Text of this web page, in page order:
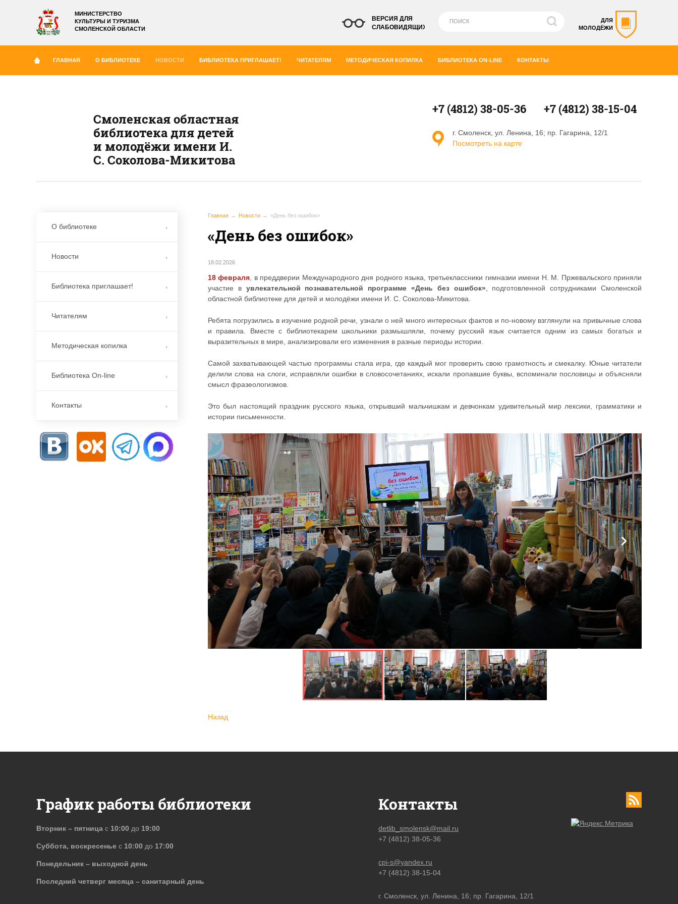
МИНИСТЕРСТВО
КУЛЬТУРЫ И ТУРИЗМА
СМОЛЕНСКОЙ ОБЛАСТИ
ДЛЯ
МОЛОДЁЖИ
ВЕРСИЯ ДЛЯ
СЛАБОВИДЯЩИХ
ГЛАВНАЯ О БИБЛИОТЕКЕ НОВОСТИ БИБЛИОТЕКА ПРИГЛАШАЕТ! ЧИТАТЕЛЯМ МЕТОДИЧЕСКАЯ КОПИЛКА БИБЛИОТЕКА ON-LINE КОНТАКТЫ
Смоленская областная
библиотека для детей
и молодёжи имени И.
С. Соколова-Микитова
+7 (4812) 38-05-36 +7 (4812) 38-15-04
г. Смоленск, ул. Ленина, 16; пр. Гагарина, 12/1
Посмотреть на карте
Главная Новости «День без ошибок»
«День без ошибок»
18.02.2026
18 февраля , в преддверии Международного дня родного языка, третьеклассники гимназии имени Н. М. Пржевальского приняли
участие в увлекательной познавательной программе «День без ошибок» , подготовленной сотрудниками Смоленской
областной библиотеке для детей и молодёжи имени И. С. Соколова-Микитова.
Ребята погрузились в изучение родной речи, узнали о ней много интересных фактов и по-новому взглянули на привычные слова
и правила. Вместе с библиотекарем школьники размышляли, почему русский язык считается одним из самых богатых и
выразительных в мире, анализировали его изменения в разные периоды истории.
Самой захватывающей частью программы стала игра, где каждый мог проверить свою грамотность и смекалку. Юные читатели
делили слова на слоги, исправляли ошибки в словосочетаниях, искали пропавшие буквы, вспоминали пословицы и объясняли
смысл фразеологизмов.
Это был настоящий праздник русского языка, открывший мальчишкам и девчонкам удивительный мир лексики, грамматики и
истории письменности.
Назад
О библиотеке
Новости
Библиотека приглашает!
Читателям
Методическая копилка
Библиотека On-line
Контакты
Контакты
detlib_smolensk@mail.ru
+7 (4812) 38-05-36
cpi-s@yandex.ru
+7 (4812) 38-15-04
г. Смоленск, ул. Ленина, 16; пр. Гагарина, 12/1
График работы библиотеки
Вторник – пятница с 10:00 до 19:00
Суббота, воскресенье с 10:00 до 17:00
Понедельник – выходной день
Последний четверг месяца – санитарный день